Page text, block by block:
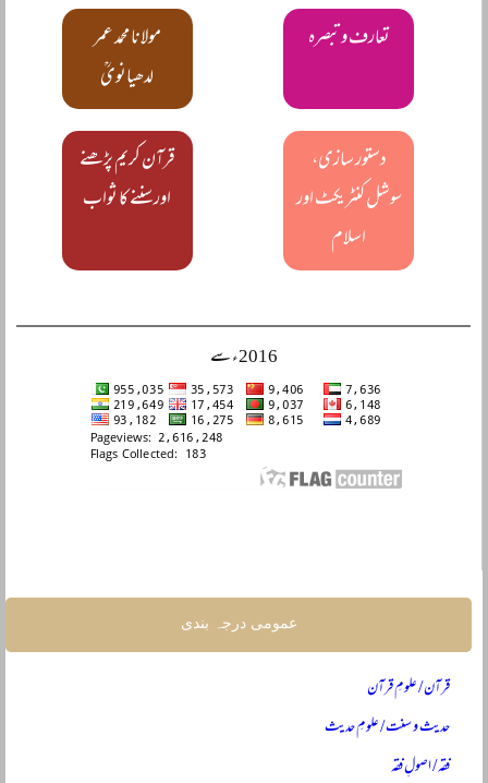
تعارف و تبصرہ
مولانا محمد عمر
لدھیانویؒ
دستور سازی،
سوشل کنٹریکٹ اور
اسلام
قرآن کریم پڑھنے
اور سننے کا ثواب
2016ء سے
عمومی درجہ بندی
قرآن / علومِ قرآن
حدیث و سنت / علومِ حدیث
فقہ / اصولِ فقہ